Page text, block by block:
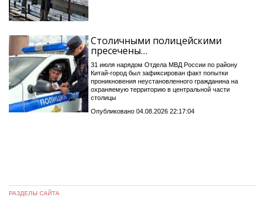
Столичными полицейскими
пресечены…
31 июля нарядом Отдела МВД России по району
Китай-город был зафиксирован факт попытки
проникновения неустановленного гражданина на
охраняемую территорию в центральной части
столицы
Опубликовано 04.08.2026 22:17:04
РАЗДЕЛЫ САЙТА